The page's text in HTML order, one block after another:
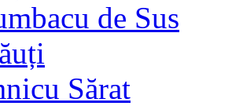
de Sus
Sărat